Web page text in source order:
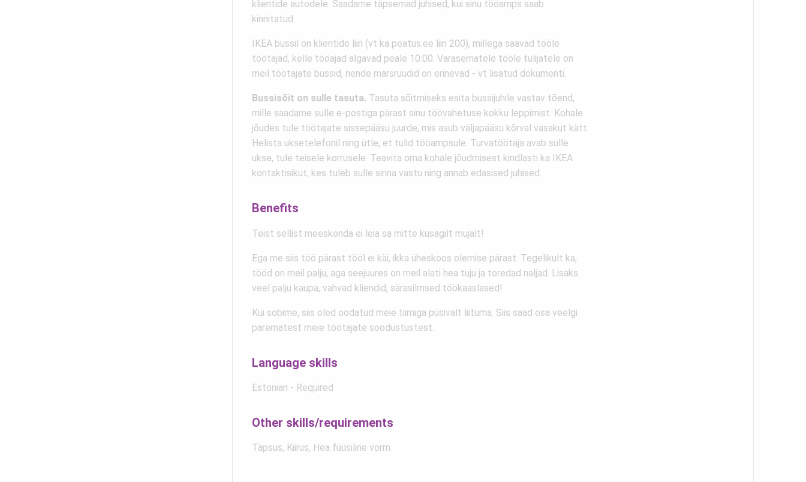
klientide autodele. Saadame täpsemad juhised, kui sinu tööamps saab
kinnitatud.
IKEA bussil on klientide liin (vt ka peatus.ee liin 200), millega saavad tööle
töötajad, kelle tööajad algavad peale 10:00. Varasematele tööle tulijatele on
meil töötajate bussid, nende marsruudid on erinevad - vt lisatud dokumenti.
Bussisõit on sulle tasuta. Tasuta sõitmiseks esita bussijuhile vastav tõend,
mille saadame sulle e-postiga pärast sinu töövahetuse kokku leppimist. Kohale
jõudes tule töötajate sissepääsu juurde, mis asub väljapääsu kõrval vasakut kätt.
Helista uksetelefonil ning ütle, et tulid tööampsule. Turvatöötaja avab sulle
ukse, tule teisele korrusele. Teavita oma kohale jõudmisest kindlasti ka IKEA
kontaktisikut, kes tuleb sulle sinna vastu ning annab edasised juhised.
Benefits
Teist sellist meeskonda ei leia sa mitte kusagilt mujalt!
Ega me siis töö pärast tööl ei käi, ikka üheskoos olemise pärast. Tegelikult ka,
tööd on meil palju, aga seejuures on meil alati hea tuju ja toredad naljad. Lisaks
veel palju kaupa, vahvad kliendid, särasilmsed töökaaslased!
Kui sobime, siis oled oodatud meie tiimiga püsivalt liituma. Siis saad osa veelgi
parematest meie töötajate soodustustest.
Language skills
Estonian - Required
Other skills/requirements
Täpsus, Kiirus, Hea füüsiline vorm